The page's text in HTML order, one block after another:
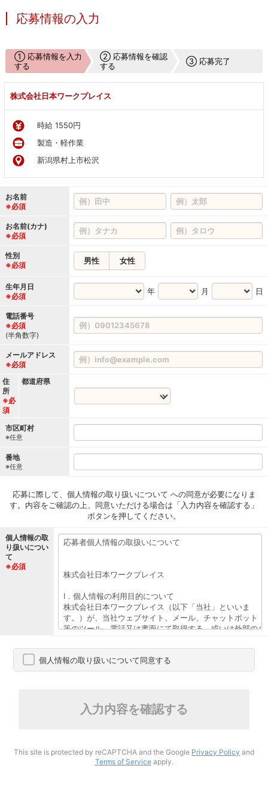
応募情報の入力
① 応募情報を入力
する
② 応募情報を確認
する
③ 応募完了
株式会社日本ワークプレイス
時給 1550円
製造・軽作業
新潟県村上市松沢
お名前
※必須
お名前(カナ)
※必須
性別
※必須
男性 女性
生年月日
※必須
年 月 日
電話番号
※必須
(半角数字)
メールアドレス
※必須
住
所
※必
須
都道府県
市区町村
※任意
番地
※任意
応募に際して、個人情報の取り扱いについて への同意が必要になりま
す。内容をご確認の上、同意いただける場合は「入力内容を確認する」
ボタンを押してください。
個人情報の取
り扱いについ
て
※必須
個人情報の取り扱いについて同意する
入力内容を確認する
This site is protected by reCAPTCHA and the Google Privacy Policy and
Terms of Serviceapply.